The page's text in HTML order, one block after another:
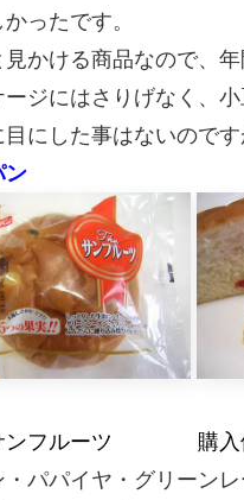
ったです。
かける商品なので、
ジにはさりげなく、
にした事はないので
ン
ンフルーツ 購入
パパイヤ・グリーン